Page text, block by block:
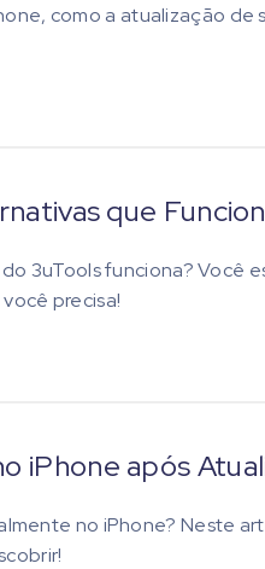
como a atualização de
que
3uTools funciona? Você
precisa!
iPhone após
no iPhone? Neste